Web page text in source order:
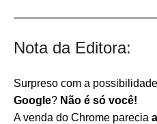
Nota da Editora:
Surpreso com a
Google? Não é só você!
A venda do Chrome parecia